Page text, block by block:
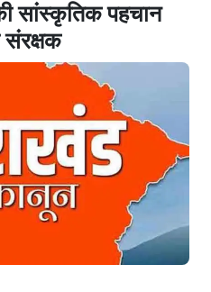
सांस्कृतिक पहचान
संरक्षक